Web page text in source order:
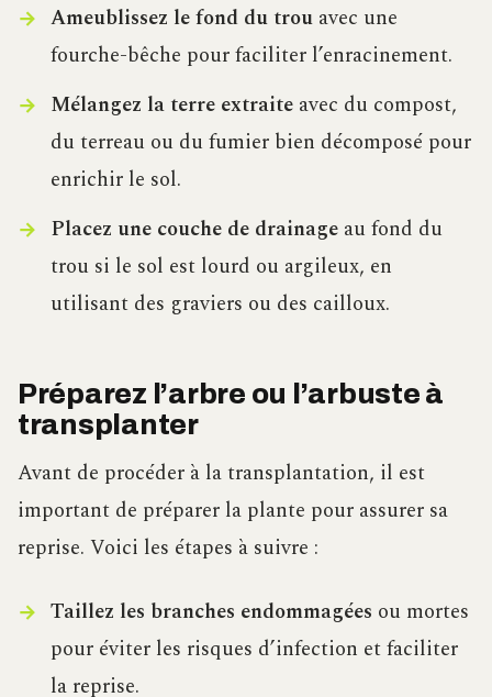
Ameublissez le fond du trouavec une
fourche-bêche pour faciliter l’enracinement.
Mélangez la terre extraiteavec du compost,
du terreau ou du fumier bien décomposé pour
enrichir le sol.
Placez une couche de drainageau fond du
trou si le sol est lourd ou argileux, en
utilisant des graviers ou des cailloux.
Préparez l’arbre ou l’arbuste à
transplanter
Avant de procéder à la transplantation, il est
important de préparer la plante pour assurer sa
reprise. Voici les étapes à suivre :
Taillez les branches endommagées ou mortes
pour éviter les risques d’infection et faciliter
la reprise.